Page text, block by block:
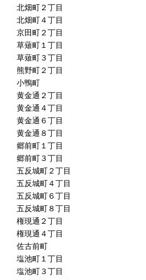
北畑町２丁目
北畑町４丁目
京田町２丁目
草薙町１丁目
草薙町３丁目
熊野町２丁目
小鴨町
黄金通２丁目
黄金通４丁目
黄金通６丁目
黄金通８丁目
郷前町１丁目
郷前町３丁目
五反城町２丁目
五反城町４丁目
五反城町６丁目
五反城町８丁目
権現通２丁目
権現通４丁目
佐古前町
塩池町１丁目
塩池町３丁目